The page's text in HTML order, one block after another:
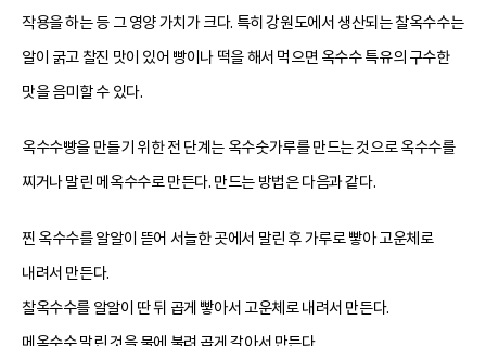
작용을 하는 등 그 영양 가치가 크다. 특히 강원도에서 생산되는 찰옥수수는
알이 굵고 찰진 맛이 있어 빵이나 떡을 해서 먹으면 옥수수 특유의 구수한
맛을 음미할 수 있다.
옥수수빵을 만들기 위한 전 단계는 옥수숫가루를 만드는 것으로 옥수수를
찌거나 말린 메옥수수로 만든다. 만드는 방법은 다음과 같다.
찐 옥수수를 알알이 뜯어 서늘한 곳에서 말린 후 가루로 빻아 고운체로
내려서 만든다.
찰옥수수를 알알이 딴 뒤 곱게 빻아서 고운체로 내려서 만든다.